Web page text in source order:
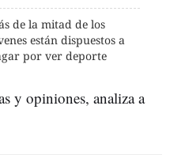
de la mitad de los
están dispuestos a
por ver deporte
y opiniones, analiza a